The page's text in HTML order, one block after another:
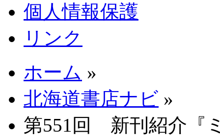
個人情報保護
リンク
ホーム »
北海道書店ナビ »
第551回 新刊紹介『